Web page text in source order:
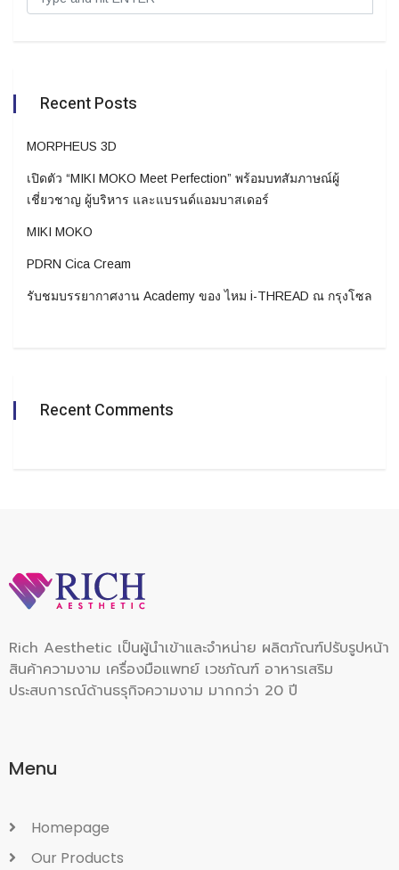
Recent Posts
MORPHEUS 3D
เปิดตัว “MIKI MOKO Meet Perfection” พร้อมบทสัมภาษณ์ผู้
เชี่ยวชาญ ผู้บริหาร และแบรนด์แอมบาสเดอร์
MIKI MOKO
PDRN Cica Cream
รับชมบรรยากาศงาน Academy ของ ไหม i-THREAD ณ กรุงโซล
Recent Comments
Rich Aesthetic เป็นผู้นำเข้าและจำหน่าย ผลิตภัณฑ์ปรับรูปหน้า
สินค้าความงาม เครื่องมือแพทย์ เวชภัณฑ์ อาหารเสริม
ประสบการณ์ด้านธรุกิจความงาม มากกว่า 20 ปี
Menu
Homepage
Our Products